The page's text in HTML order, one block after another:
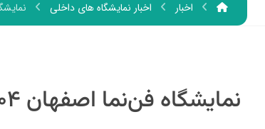
اخبار اخبار نمایشگاه های داخلی نمایشگاه فن‌نما
نمایشگاه فن‌نما اصفهان ۱۴۰۴، آغازی برای همگرایی تامین‌کنندگان فناوری